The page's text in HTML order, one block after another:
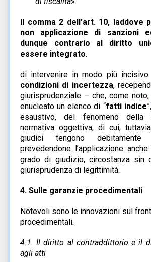
Il comma 2 dell’art. 10, laddove
non applicazione di sanzioni
dunque contrario al diritto
essere integrato.
di intervenire in modo più
condizioni di incertezza,
giurisprudenziale – che, come
enucleato un elenco di “fatti indice”,
esaustivo, del fenomeno della
normativa oggettiva, di cui,
giudici tengono
prevedendone l’applicazione
grado di giudizio, circostanza sin
giurisprudenza di legittimità.
4. Sulle garanzie procedimentali
Notevoli sono le innovazioni sul
procedimentali.
4.1. Il diritto al contraddittorio e il
agli atti